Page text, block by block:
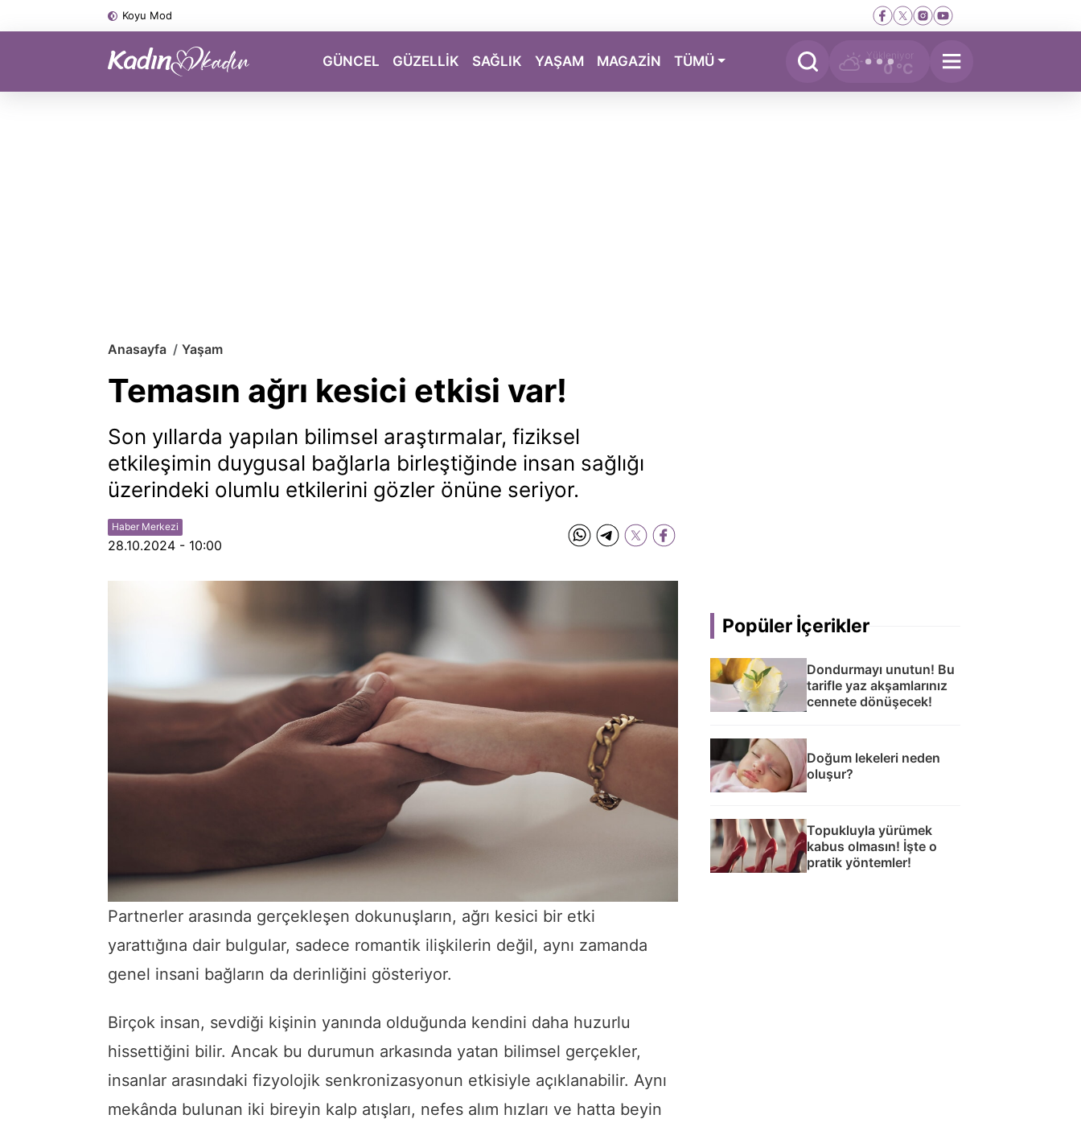
Koyu Mod
GÜNCEL GÜZELLİK SAĞLIK YAŞAM MAGAZİN TÜMÜ Yükleniyor
0 °C
Anasayfa Yaşam
Temasın ağrı kesici etkisi var!
Son yıllarda yapılan bilimsel araştırmalar, fiziksel
etkileşimin duygusal bağlarla birleştiğinde insan sağlığı
üzerindeki olumlu etkilerini gözler önüne seriyor.
Haber Merkezi
28.10.2024 - 10:00
Partnerler arasında gerçekleşen dokunuşların, ağrı kesici bir etki
yarattığına dair bulgular, sadece romantik ilişkilerin değil, aynı zamanda
genel insani bağların da derinliğini gösteriyor.
Birçok insan, sevdiği kişinin yanında olduğunda kendini daha huzurlu
hissettiğini bilir. Ancak bu durumun arkasında yatan bilimsel gerçekler,
insanlar arasındaki fizyolojik senkronizasyonun etkisiyle açıklanabilir. Aynı
mekânda bulunan iki bireyin kalp atışları, nefes alım hızları ve hatta beyin
Popüler İçerikler
Dondurmayı unutun! Bu
tarifle yaz akşamlarınız
cennete dönüşecek!
Doğum lekeleri neden
oluşur?
Topukluyla yürümek
kabus olmasın! İşte o
pratik yöntemler!